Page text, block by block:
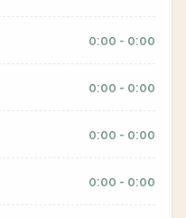
0:00 - 0:00
0:00 - 0:00
0:00 - 0:00
0:00 - 0:00